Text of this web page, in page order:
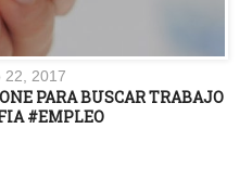
22, 2017
PARA BUSCAR TRABAJO
#EMPLEO